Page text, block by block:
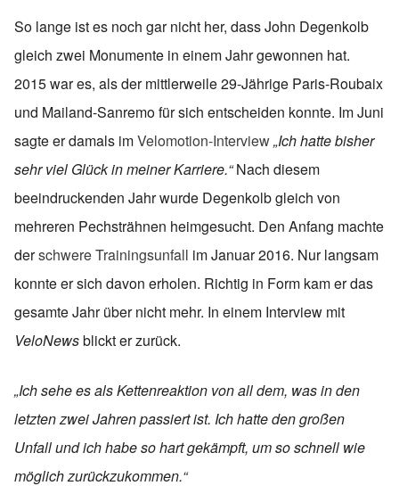
So lange ist es noch gar nicht her, dass John Degenkolb
gleich zwei Monumente in einem Jahr gewonnen hat.
2015 war es, als der mittlerweile 29-Jährige Paris-Roubaix
und Mailand-Sanremo für sich entscheiden konnte. Im Juni
sagte er damals imVelomotion-Interview„Ich hatte bisher
sehr viel Glück in meiner Karriere.“Nach diesem
beeindruckenden Jahr wurde Degenkolb gleich von
mehreren Pechsträhnen heimgesucht. Den Anfang machte
derschwere Trainingsunfall im Januar 2016. Nur langsam
konnte er sich davon erholen. Richtig in Form kam er das
gesamte Jahr über nicht mehr. In einem Interview mit
VeloNewsblickt er zurück.
„Ich sehe es als Kettenreaktion von all dem, was in den
letzten zwei Jahren passiert ist. Ich hatte den großen
Unfall und ich habe so hart gekämpft, um so schnell wie
möglich zurückzukommen.“